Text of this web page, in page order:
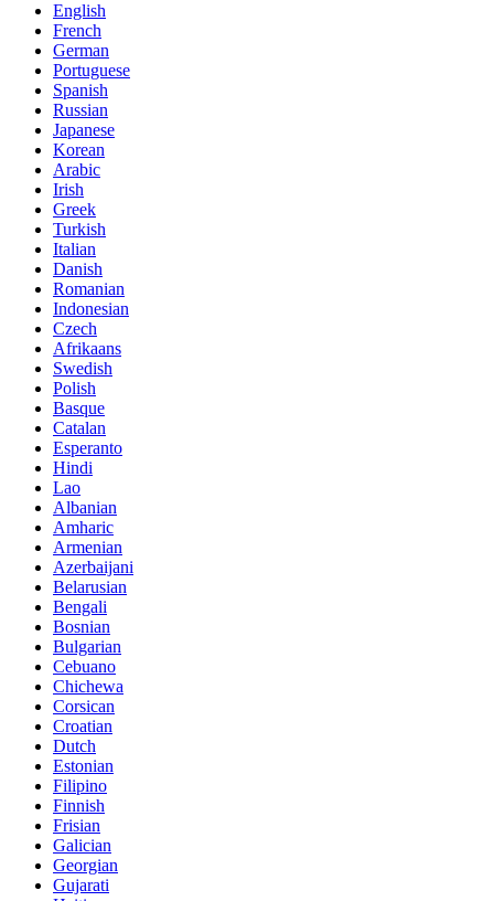
English
French
German
Portuguese
Spanish
Russian
Japanese
Korean
Arabic
Irish
Greek
Turkish
Italian
Danish
Romanian
Indonesian
Czech
Afrikaans
Swedish
Polish
Basque
Catalan
Esperanto
Hindi
Lao
Albanian
Amharic
Armenian
Azerbaijani
Belarusian
Bengali
Bosnian
Bulgarian
Cebuano
Chichewa
Corsican
Croatian
Dutch
Estonian
Filipino
Finnish
Frisian
Galician
Georgian
Gujarati